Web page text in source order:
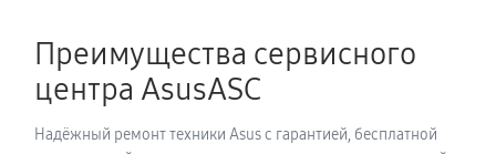
Замена электронных компонентов
1710 руб
Преимущества сервисного
центра AsusASC
Надёжный ремонт техники Asus с гарантией, бесплатной